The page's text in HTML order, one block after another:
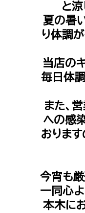
と涼
夏の暑
り体調
当店の
毎日体
また、
への感
おりま
今宵も厳
一同心
本木に